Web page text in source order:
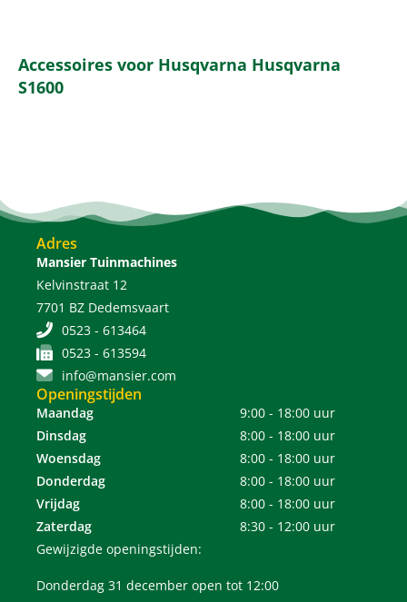
Accessoires voor Husqvarna Husqvarna
S1600
Adres
Mansier Tuinmachines
Kelvinstraat 12
7701 BZ Dedemsvaart
0523 - 613464
0523 - 613594
info@mansier.com
Openingstijden
Maandag
9:00 - 18:00 uur
Dinsdag
8:00 - 18:00 uur
Woensdag
8:00 - 18:00 uur
Donderdag
8:00 - 18:00 uur
Vrijdag
8:00 - 18:00 uur
Zaterdag
8:30 - 12:00 uur
Gewijzigde openingstijden:
Donderdag 31 december open tot 12:00